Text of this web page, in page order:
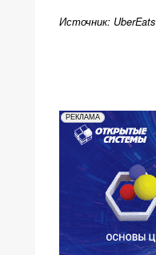
Источник: UberEats
РЕКЛАМА